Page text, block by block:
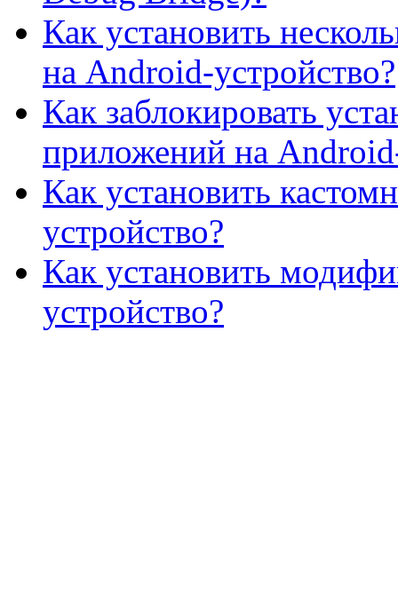
Как установить
на Android-устройство?
Как заблокировать
приложений на
Как установить
устройство?
Как установить
устройство?